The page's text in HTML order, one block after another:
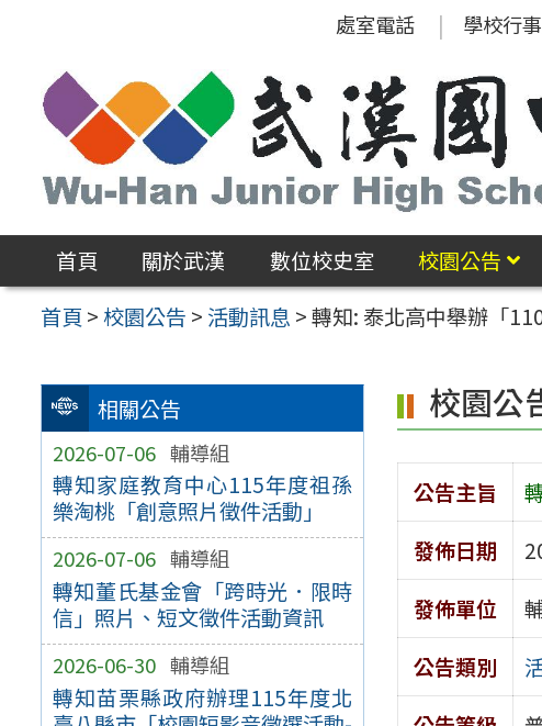
區
處室電話 學校行
首頁 關於武漢 數位校史室 校園公告
首頁 >校園公告 > 活動訊息 >轉知: 泰北高中舉辦「
相關公告
2026-07-06 輔導組
轉知家庭教育中心115年度祖孫
樂淘桃「創意照片徵件活動」
2026-07-06 輔導組
轉知董氏基金會「跨時光．限時
信」照片、短文徵件活動資訊
2026-06-30 輔導組
轉知苗栗縣政府辦理115年度北
校園公
公告主旨
發佈日期
發佈單位
公告類別